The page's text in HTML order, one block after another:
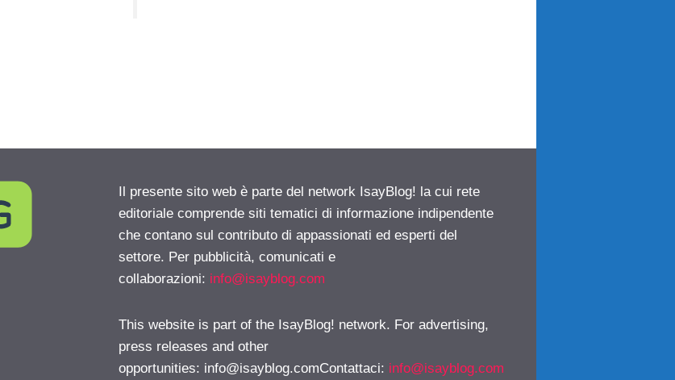
Il presente sito web è parte del network IsayBlog! la cui rete
editoriale comprende siti tematici di informazione indipendente
che contano sul contributo di appassionati ed esperti del
settore. Per pubblicità, comunicati e
collaborazioni: info@isayblog.com
This website is part of the IsayBlog! network. For advertising,
press releases and other
opportunities: info@isayblog.comContattaci: info@isayblog.com